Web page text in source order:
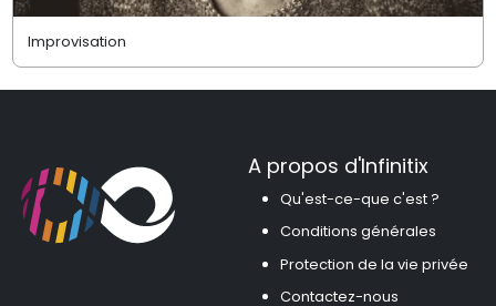
Improvisation
A propos d'Infinitix
Qu'est-ce-que c'est ?
Conditions générales
Protection de la vie privée
Contactez-nous